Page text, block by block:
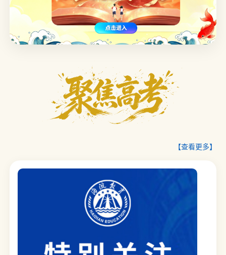
【查看更多】